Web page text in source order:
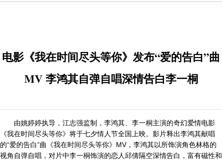
电影《我在时间尽头等你》发布“爱的告白”曲
MV 李鸿其自弹自唱深情告白李一桐
由姚婷婷执导，江志强监制，李鸿其、李一桐主演的奇幻爱情电影
《我在时间尽头等你》将于七夕情人节全国上映。影片释出李鸿其献唱
的“爱的告白”曲《我在时间尽头等你》MV，李鸿其以所饰演角色林格的
视角自弹自唱，对片中李一桐饰演的恋人邱倩隔空深情告白，富有磁性和